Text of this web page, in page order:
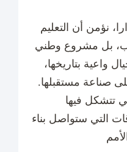
نؤمن أن التعليم
بل مشروع وطني
واعية بتاريخها،
صناعة مستقبلها.
تتشكل فيها
التي ستواصل بناء